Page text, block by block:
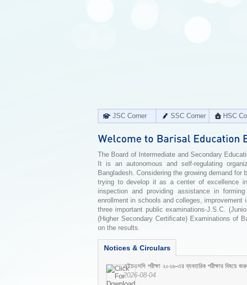
JSC Corner SSC Corner HSC
The Board of Intermediate and Secondary
It is an autonomous and self-regulating
Bangladesh. Considering the growing demand
trying to develop it as a center of excellence
inspection and providing assistance in
enrollment in schools and colleges,
three important public examinations-J.S.C.
(Higher Secondary Certificate) Examinations of
on the results.
Notices & Circulars
এইচএসসি পরীক্ষা ২০২৬-এর ব্যবহারিক পরীক্ষার বিষয়ে
2026-08-04